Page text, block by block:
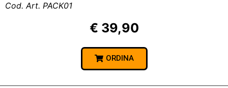
Cod. Art. PACK01
€ 39,90
ORDINA